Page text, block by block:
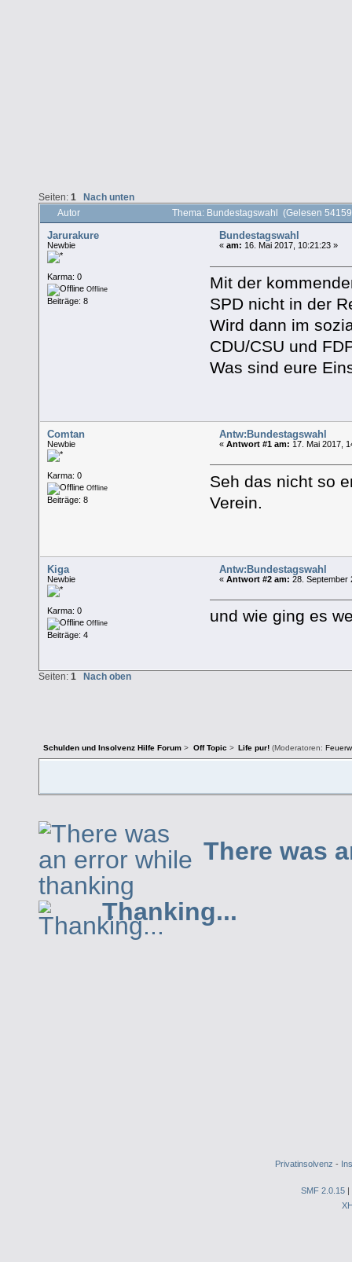
Seiten: 1 Nach unten
Autor Thema: Bundestagswahl (Gelesen
Jarurakure
Newbie
Karma: 0
Offline
Beiträge: 8
Bundestagswahl
«am: 16. Mai 2017, 10:21:23 »
Mit der
SPD nicht in der
Wird dann im
CDU/CSU und
Was sind eure
Comtan
Newbie
Karma: 0
Offline
Beiträge: 8
Antw:Bundestagswahl
«Antwort #1 am: 17. Mai 2017,
Seh das nicht so
Verein.
Kiga
Newbie
Karma: 0
Offline
Beiträge: 4
Antw:Bundestagswahl
«Antwort #2 am: 28. September
und wie ging es
Seiten: 1 Nach oben
Schulden und Insolvenz Hilfe Forum > Off Topic > Life pur!(Moderatoren:
There was
Thanking...
Privatinsolvenz -
SMF 2.0.15 |